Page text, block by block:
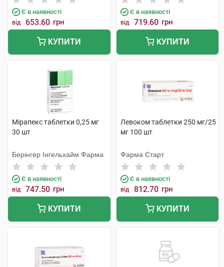
Є в наявності
від 653.60 грн
КУПИТИ
Є в наявності
від 719.60 грн
КУПИТИ
Мірапекс таблетки 0,25 мг
30 шт
Берінгер Інгельхайм Фарма
Є в наявності
від 747.50 грн
КУПИТИ
Левоком таблетки 250 мг/25
мг 100 шт
Фарма Старт
Є в наявності
від 812.70 грн
КУПИТИ